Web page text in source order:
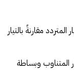
مقارنةً بالتيار
المتناوب وبساطة